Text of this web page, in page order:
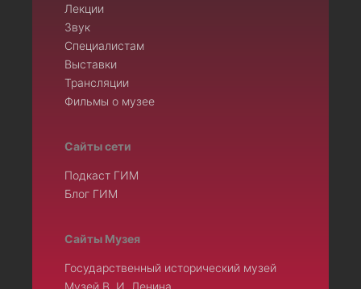
Лекции
Звук
Специалистам
Выставки
Трансляции
Фильмы о музее
Сайты сети
Подкаст ГИМ
Блог ГИМ
Сайты Музея
Государственный исторический музей
Музей В. И. Ленина